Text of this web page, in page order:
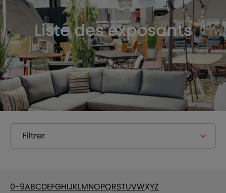
Liste des exposants
Filtrer
0-9ABCDEFGHIJKLMNOPQRSTUVWXYZ